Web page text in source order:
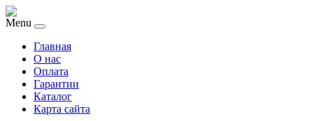
Menu
Главная
O нас
Оплата
Гарантии
Каталог
Карта сайта